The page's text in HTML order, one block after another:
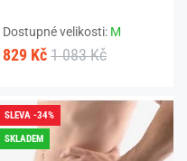
Dostupné velikosti: M
829 Kč 1 083 Kč
SLEVA -34%
SKLADEM